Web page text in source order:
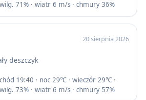
71% · wiatr 6 m/s · chmury 36%
20 sierpnia 2026
deszczyk
19:40 · noc 29℃ · wieczór 29℃ ·
73% · wiatr 6 m/s · chmury 57%